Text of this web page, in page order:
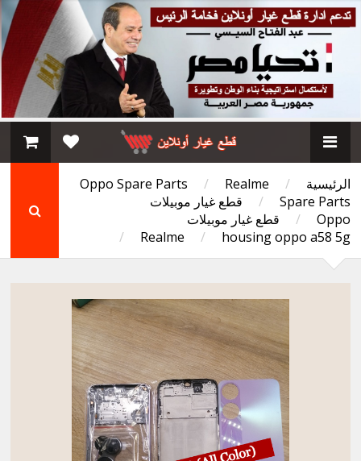
الرئيسية /
Oppo Spare Parts /
Realme
Spare Parts
/
قطع غيار موبيلات
Oppo
/
قطع غيار موبيلات
Realme
/ housing oppo a58 5g
/